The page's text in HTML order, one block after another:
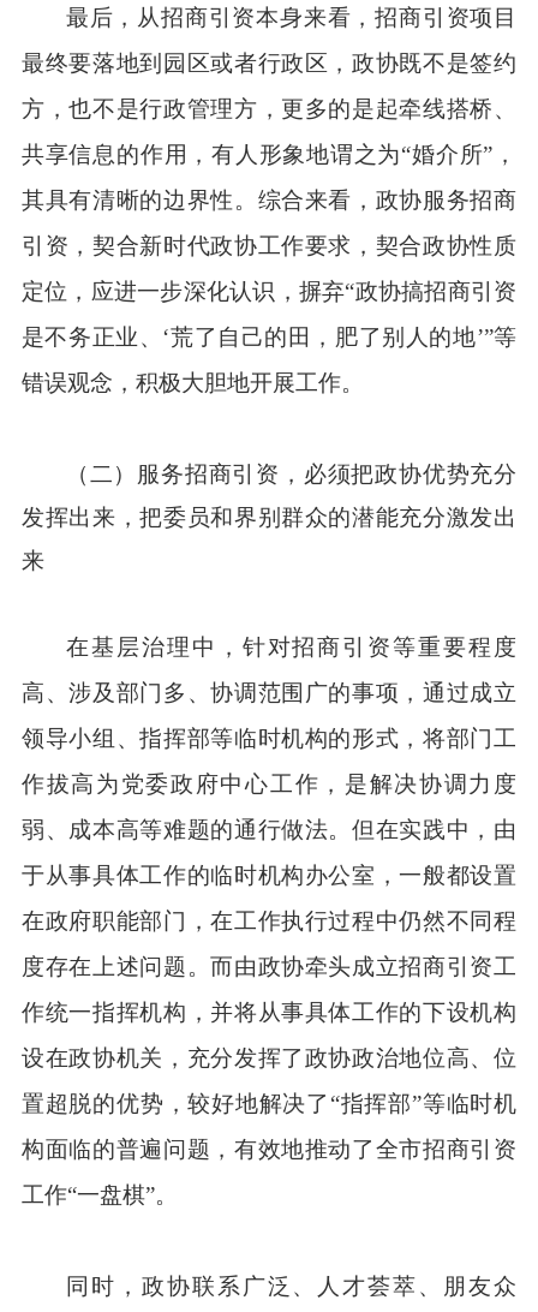
最后，从招商引资本身来看，招商引资项目
最终要落地到园区或者行政区，政协既不是签约
方，也不是行政管理方，更多的是起牵线搭桥、
共享信息的作用，有人形象地谓之为“婚介所”，
其具有清晰的边界性。综合来看，政协服务招商
引资，契合新时代政协工作要求，契合政协性质
定位，应进一步深化认识，摒弃“政协搞招商引资
是不务正业、‘荒了自己的田，肥了别人的地’”等
错误观念，积极大胆地开展工作。
（二） 服务招商引资，必须把政协优势充分
发挥出来，把委员和界别群众的潜能充分激发出
来
在基层治理中，针对招商引资等重要程度
高、涉及部门多、协调范围广的事项，通过成立
领导小组、指挥部等临时机构的形式，将部门工
作拔高为党委政府中心工作，是解决协调力度
弱、成本高等难题的通行做法。但在实践中，由
于从事具体工作的临时机构办公室，一般都设置
在政府职能部门，在工作执行过程中仍然不同程
度存在上述问题。而由政协牵头成立招商引资工
作统一指挥机构，并将从事具体工作的下设机构
设在政协机关，充分发挥了政协政治地位高、位
置超脱的优势，较好地解决了“指挥部”等临时机
构面临的普遍问题，有效地推动了全市招商引资
工作“一盘棋”。
同时，政协联系广泛、人才荟萃、朋友众